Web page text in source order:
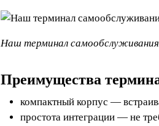
Наш терминал самообслуживания
Преимущества
компактный корпус —
простота интеграции — не